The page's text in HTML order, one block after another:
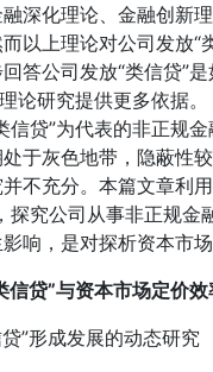
深化理论、金融创新
以上理论对公司发放
答公司发放“类信贷”
论研究提供更多依据
信贷”为代表的非正规
于灰色地带，隐蔽性
不充分。本篇文章利
探究公司从事非正规
响，是对探析资本市
信贷”与资本市场定价
”形成发展的动态研究